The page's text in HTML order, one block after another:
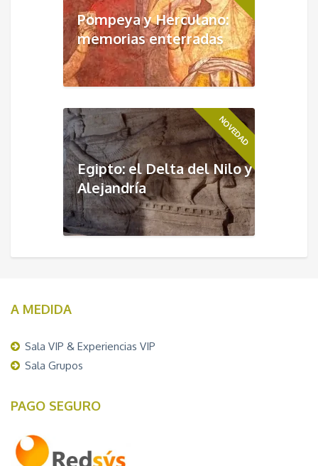
Pompeya y Herculano:
memorias enterradas
NOVEDAD
Egipto: el Delta del Nilo y
Alejandría
A MEDIDA
Sala VIP & Experiencias VIP
Sala Grupos
PAGO SEGURO